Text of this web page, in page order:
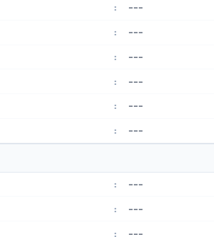
: ---
: ---
: ---
: ---
: ---
: ---
: ---
: ---
: ---